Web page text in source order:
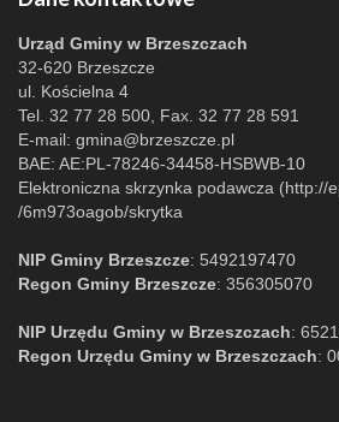
Urząd Gminy w Brzeszczach
32-620 Brzeszcze
ul. Kościelna 4
Tel. 32 77 28 500, Fax. 32 77 28 591
E-mail: gmina@brzeszcze.pl
BAE: AE:PL-78246-34458-HSBWB-10
Elektroniczna skrzynka podawcza (http://
/6m973oagob/skrytka
NIP Gminy Brzeszcze: 5492197470
Regon Gminy Brzeszcze: 356305070
NIP Urzędu Gminy w Brzeszczach:
Regon Urzędu Gminy w Brzeszczach: